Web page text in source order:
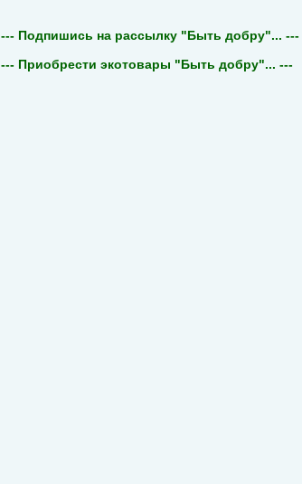
--- Подпишись на рассылку "Быть добру"... ---
--- Приобрести экотовары "Быть добру"... ---